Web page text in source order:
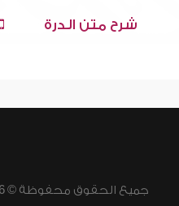
شرح متن الدرة
جميع الحقوق محفوظة © 2026 - 1998 لشبكة إسلام ويب